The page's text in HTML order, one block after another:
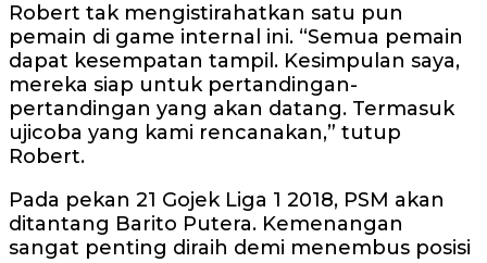
Robert tak mengistirahatkan satu pun
pemain di game internal ini. “Semua pemain
dapat kesempatan tampil. Kesimpulan saya,
mereka siap untuk pertandingan-
pertandingan yang akan datang. Termasuk
ujicoba yang kami rencanakan,” tutup
Robert.
Pada pekan 21 Gojek Liga 1 2018, PSM akan
ditantang Barito Putera. Kemenangan
sangat penting diraih demi menembus posisi